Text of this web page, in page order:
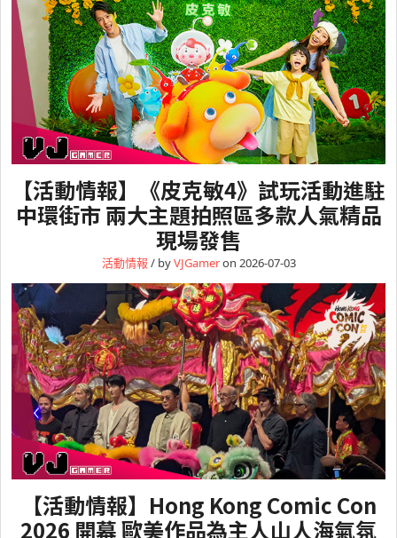
【活動情報】《皮克敏4》試玩活動進駐
中環街市 兩大主題拍照區多款人氣精品
現場發售
活動情報 / byVJGameron 2026-07-03
【活動情報】Hong Kong Comic Con
2026 開幕 歐美作品為主人山人海氣氛